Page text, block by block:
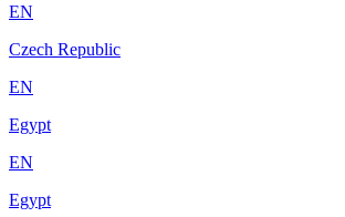
EN
Czech Republic
EN
Egypt
EN
Egypt